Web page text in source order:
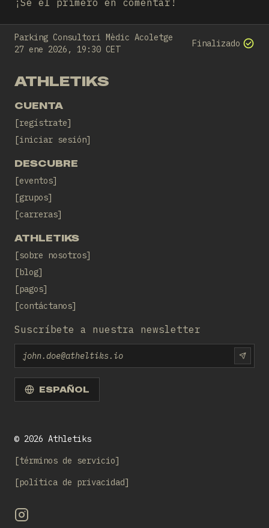
¡Sé el primero en comentar!
Parking Consultori Mèdic Acoletge
27 ene 2026, 19:30 CET
Finalizado
ATHLETIKS
CUENTA
regístrate
iniciar sesión
DESCUBRE
eventos
grupos
carreras
ATHLETIKS
sobre nosotros
blog
pagos
contáctanos
Suscríbete a nuestra newsletter
Email
ESPAÑOL
© 2026 Athletiks
términos de servicio
política de privacidad